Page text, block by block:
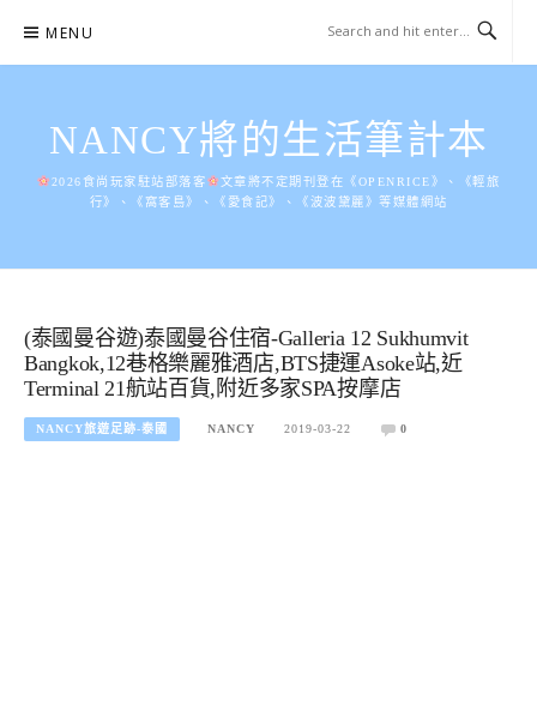
content
MENU
NANCY將的生活筆計本
2026食尚玩家駐站部落客
文章將不定期刊登在《OPENRICE》、《輕旅
行》、《窩客島》、《愛食記》、《波波黛麗》等媒體網站
(泰國曼谷遊)泰國曼谷住宿-Galleria 12 Sukhumvit
Bangkok,12巷格樂麗雅酒店,BTS捷運Asoke站,近
Terminal 21航站百貨,附近多家SPA按摩店
NANCY旅遊足跡-泰國 NANCY 2019-03-22 0